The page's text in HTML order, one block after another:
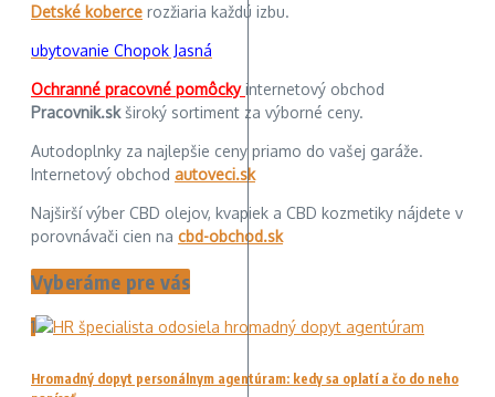
Detské koberce rozžiaria každú izbu.
ubytovanie Chopok Jasná
Ochranné pracovné pomôckyinternetový obchod
Pracovnik.skširoký sortiment za výborné ceny.
Autodoplnky za najlepšie ceny priamo do vašej garáže.
Internetový obchod autoveci.sk
Najširší výber CBD olejov, kvapiek a CBD kozmetiky nájdete v
porovnávači cien na cbd-obchod.sk
Vyberáme pre vás
1
Hromadný dopyt personálnym agentúram: kedy sa oplatí a čo do neho